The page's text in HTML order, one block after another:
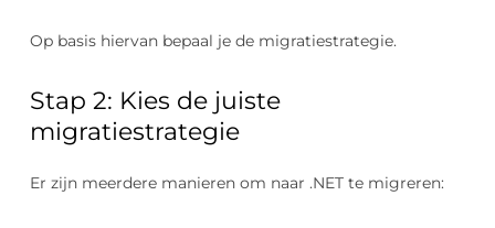
Op basis hiervan bepaal je de migratiestrategie.
Stap 2: Kies de juiste
migratiestrategie
Er zijn meerdere manieren om naar .NET te migreren: